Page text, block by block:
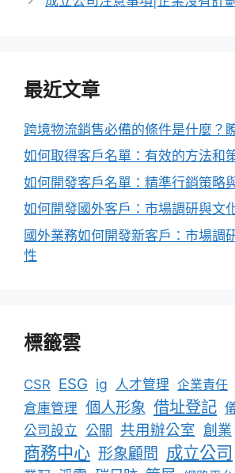
最近文章
跨境物流銷售必備的條件是什麼？
如何取得客戶名單：有效的方法和
如何開發客戶名單：精準行銷策略
如何開發國外客戶：市場調研與文
國外業務如何開發新客戶：市場調
性
標籤雲
CSR ESG ig 人才管理 企業責任
倉庫管理 個人形象 借址登記
公司設立 公關 共用辦公室 創業
商務中心 形象顧問 成立公司